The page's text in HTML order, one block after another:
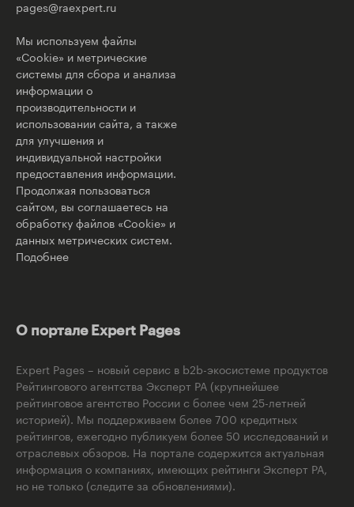
pages@raexpert.ru
Мы используем файлы
«Cookie» и метрические
системы для сбора и анализа
информации о
производительности и
использовании сайта, а также
для улучшения и
индивидуальной настройки
предоставления информации.
Продолжая пользоваться
сайтом, вы соглашаетесь на
обработку файлов «Cookie» и
данных метрических систем.
Подобнее
О портале Expert Pages
Expert Pages – новый сервис в b2b-экосистеме продуктов
Рейтингового агентства Эксперт РА (крупнейшее
рейтинговое агентство России с более чем 25-летней
историей). Мы поддерживаем более 700 кредитных
рейтингов, ежегодно публикуем более 50 исследований и
отраслевых обзоров. На портале содержится актуальная
информация о компаниях, имеющих рейтинги Эксперт РА,
но не только (следите за обновлениями).